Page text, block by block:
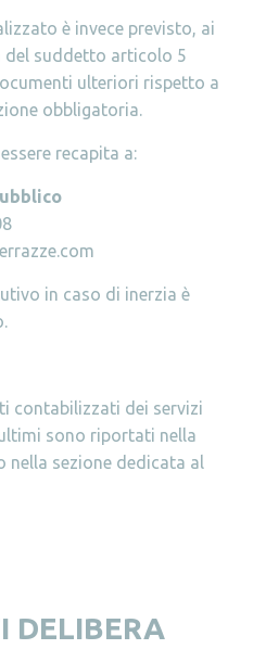
è invece previsto, ai
del suddetto articolo 5
ulteriori rispetto a
obbligatoria.
recapita a:
in caso di inerzia è
contabilizzati dei servizi
sono riportati nella
nella sezione dedicata al
DELIBERA